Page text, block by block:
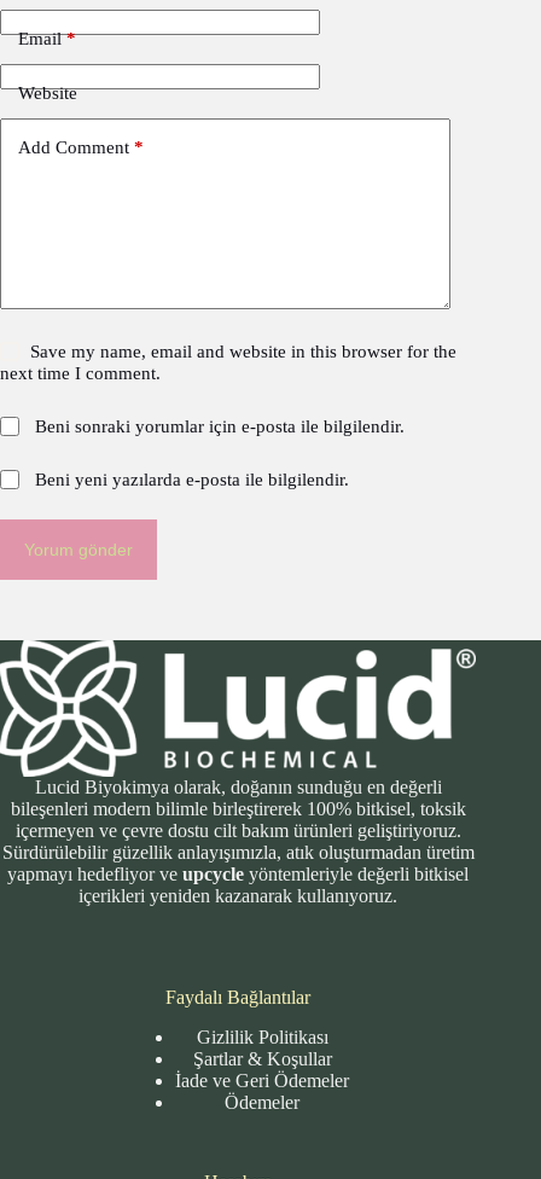
Email*
Website
Add Comment *
Save my name, email and website in this browser for the
next time I comment.
Beni sonraki yorumlar için e-posta ile bilgilendir.
Beni yeni yazılarda e-posta ile bilgilendir.
Yorum gönder
Lucid Biyokimya olarak, doğanın sunduğu en değerli
bileşenleri modern bilimle birleştirerek 100% bitkisel, toksik
içermeyen ve çevre dostu cilt bakım ürünleri geliştiriyoruz.
Sürdürülebilir güzellik anlayışımızla, atık oluşturmadan üretim
yapmayı hedefliyor veupcycle yöntemleriyle değerli bitkisel
içerikleri yeniden kazanarak kullanıyoruz.
Faydalı Bağlantılar
Gizlilik Politikası
Şartlar & Koşullar
İade ve Geri Ödemeler
Ödemeler